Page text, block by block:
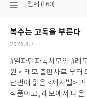
선
분
류
전체 (160)
복수는 고독을 부른다
작
일
2026.8.7
#일파만파독서모임 #레
원 < 레모 출판사로 부터
난번에 읽은 <제자벨>
작품이고, 레모에서 나온